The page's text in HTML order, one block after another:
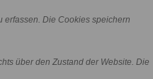
erfassen. Die Cookies speichern
über den Zustand der Website. Die